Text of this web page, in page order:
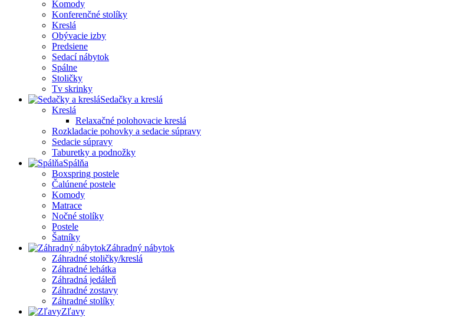
Komody
Konferenčné stolíky
Kreslá
Obývacie izby
Predsiene
Sedací nábytok
Spálne
Stoličky
Tv skrinky
Sedačky a kreslá
Kreslá
Relaxačné polohovacie kreslá
Rozkladacie pohovky a sedacie súpravy
Sedacie súpravy
Taburetky a podnožky
Spálňa
Boxspring postele
Čalúnené postele
Komody
Matrace
Nočné stolíky
Postele
Šatníky
Záhradný nábytok
Záhradné stoličky/kreslá
Záhradné lehátka
Záhradná jedáleň
Záhradné zostavy
Záhradné stolíky
Zľavy